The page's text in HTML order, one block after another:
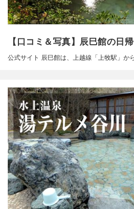
【口コミ＆写真】辰巳館の日
公式サイト 辰巳館は、上越線「上牧駅」か